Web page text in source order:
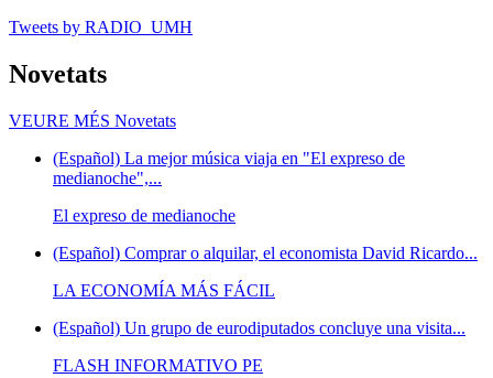
Tweets by RADIO_UMH
Novetats
VEURE MÉS Novetats
(Español) La mejor música viaja en "El expreso de
medianoche",...
El expreso de medianoche
(Español) Comprar o alquilar, el economista David Ricardo...
LA ECONOMÍA MÁS FÁCIL
(Español) Un grupo de eurodiputados concluye una visita...
FLASH INFORMATIVO PE